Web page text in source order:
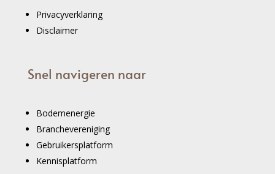
Privacyverklaring
Disclaimer
Snel navigeren naar
Bodemenergie
Branchevereniging
Gebruikersplatform
Kennisplatform